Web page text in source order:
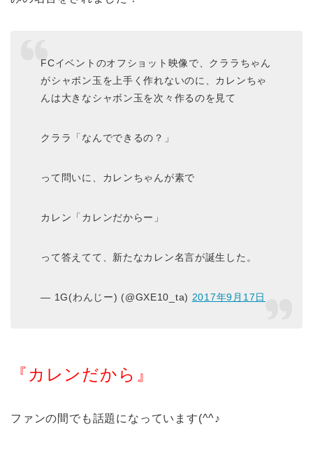
FCイベントのオフショット映像で、クララちゃん
がシャボン玉を上手く作れないのに、カレンちゃ
んは大きなシャボン玉を次々作るのを見て
クララ「なんでできるの？」
って問いに、カレンちゃんが素で
カレン「カレンだからー」
って答えてて、新たなカレン名言が誕生した。
— 1G(わんじー) (@GXE10_ta) 2017年9月17日
『カレンだから』
ファンの間でも話題になっています(^^♪